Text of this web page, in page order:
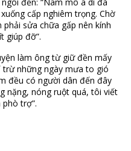
cấp nghiêm trọng. Chờ
sửa chữa gấp nên kính
giúp đỡ”.
làm ông từ giữ đền mấy
trừ những ngày mưa to gió
đều có người dân đến đây
nặng, nóng ruột quá, tôi viết
trợ”.